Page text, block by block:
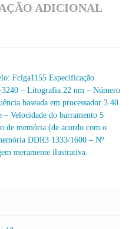
ADICIONAL
Fclga1155 Especificação
– Litografia 22 nm – Número
baseada em processador 3.40
Velocidade do barramento 5
de memória (de acordo com o
DDR3 1333/1600 – Nº
meramente ilustrativa.